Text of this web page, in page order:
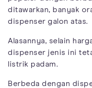
ditawarkan, banyak
dispenser galon atas.
Alasannya, selain
dispenser jenis ini
listrik padam.
Berbeda dengan